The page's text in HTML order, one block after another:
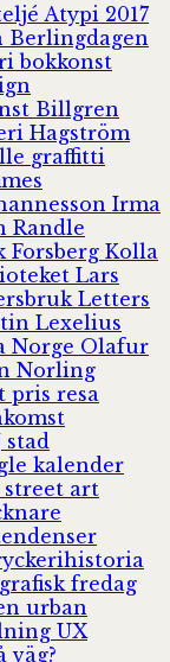
Atypi 2017
Berlingdagen
bokkonst
Billgren
Hagström
graffitti
Irma
Randle
Forsberg Kolla
Lars
Letters
Lexelius
Norge Olafur
Norling
pris resa
stad
kalender
street art
fredag
urban
UX
väg?